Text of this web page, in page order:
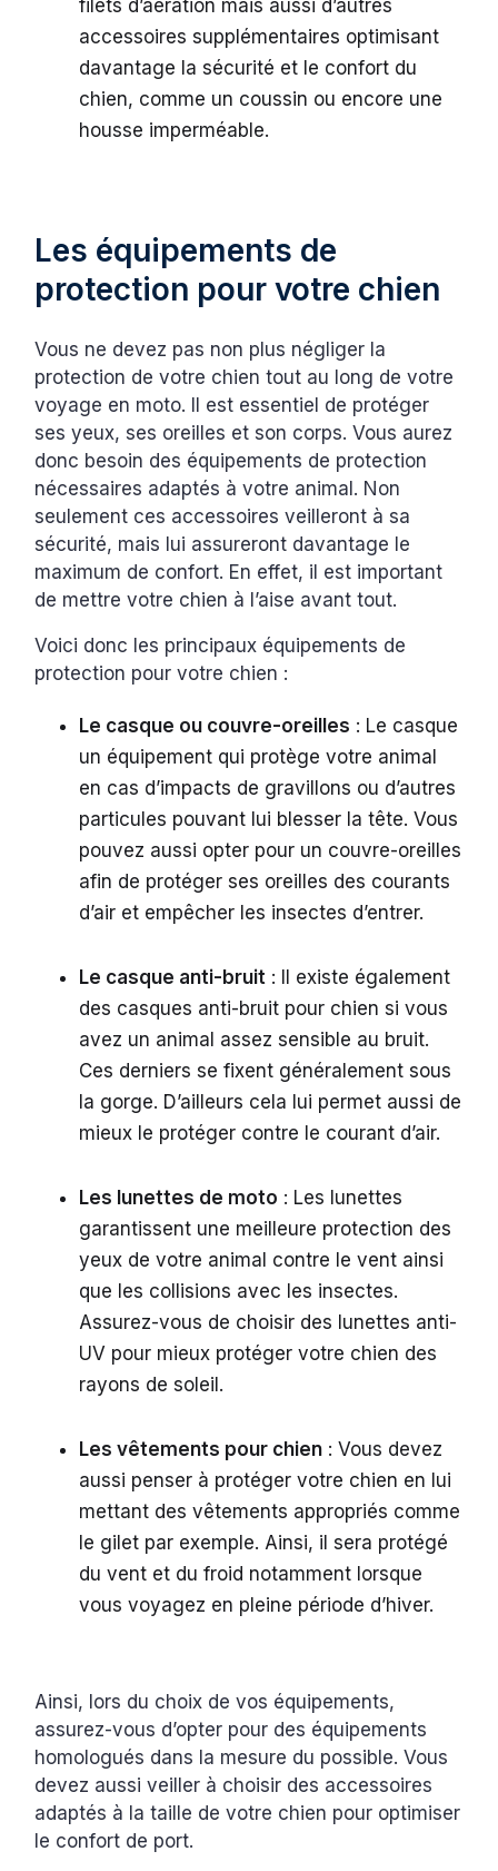
filets d’aération mais aussi d’autres
accessoires supplémentaires optimisant
davantage la sécurité et le confort du
chien, comme un coussin ou encore une
housse imperméable.
Les équipements de
protection pour votre chien
Vous ne devez pas non plus négliger la
protection de votre chien tout au long de votre
voyage en moto. Il est essentiel de protéger
ses yeux, ses oreilles et son corps. Vous aurez
donc besoin des équipements de protection
nécessaires adaptés à votre animal. Non
seulement ces accessoires veilleront à sa
sécurité, mais lui assureront davantage le
maximum de confort. En effet, il est important
de mettre votre chien à l’aise avant tout.
Voici donc les principaux équipements de
protection pour votre chien :
Le casque ou couvre-oreilles : Le casque
un équipement qui protège votre animal
en cas d’impacts de gravillons ou d’autres
particules pouvant lui blesser la tête. Vous
pouvez aussi opter pour un couvre-oreilles
afin de protéger ses oreilles des courants
d’air et empêcher les insectes d’entrer.
Le casque anti-bruit : Il existe également
des casques anti-bruit pour chien si vous
avez un animal assez sensible au bruit.
Ces derniers se fixent généralement sous
la gorge. D’ailleurs cela lui permet aussi de
mieux le protéger contre le courant d’air.
Les lunettes de moto : Les lunettes
garantissent une meilleure protection des
yeux de votre animal contre le vent ainsi
que les collisions avec les insectes.
Assurez-vous de choisir des lunettes anti-
UV pour mieux protéger votre chien des
rayons de soleil.
Les vêtements pour chien : Vous devez
aussi penser à protéger votre chien en lui
mettant des vêtements appropriés comme
le gilet par exemple. Ainsi, il sera protégé
du vent et du froid notamment lorsque
vous voyagez en pleine période d’hiver.
Ainsi, lors du choix de vos équipements,
assurez-vous d’opter pour des équipements
homologués dans la mesure du possible. Vous
devez aussi veiller à choisir des accessoires
adaptés à la taille de votre chien pour optimiser
le confort de port.